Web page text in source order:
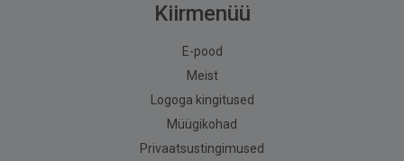
Kiirmenüü
E-pood
Meist
Logoga kingitused
Müügikohad
Privaatsustingimused